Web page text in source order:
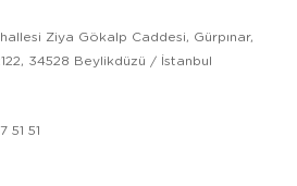
Ziya Gökalp Caddesi, Gürpınar,
34528 Beylikdüzü / İstanbul
51